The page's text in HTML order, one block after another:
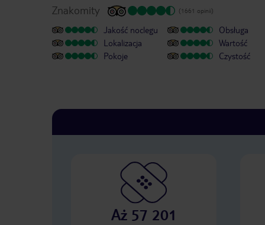
Znakomity (1661 opinii)
Jakość noclegu
Lokalizacja
Pokoje
Obsługa
Wartość
Czystość
Aż 57 201